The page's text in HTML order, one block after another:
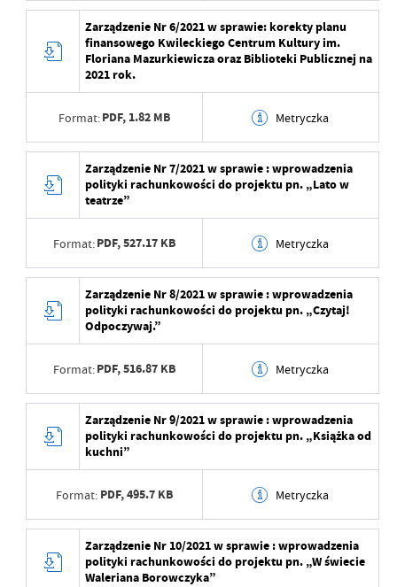
Data ostatniej
aktualizacji
2023-02-15 10:00:22
Ostatnio zaktualizował
Wytworzył Anna Woźna
Opublikował Anna Woźna
Data ostatniej
aktualizacji
2023-02-15 10:00:22
Ostatnio zaktualizował
Zarządzenie Nr 6/2021 w sprawie: korekty planu
finansowego Kwileckiego Centrum Kultury im.
Floriana Mazurkiewicza oraz Biblioteki Publicznej na
2021 rok.
Format:PDF, 1.82 MB Metryczka
Wytworzył Anna Woźna
Data ostatniej
aktualizacji
2023-02-15 10:00:22
Ostatnio zaktualizował Anna Woźna
Zarządzenie Nr 7/2021 w sprawie : wprowadzenia
polityki rachunkowości do projektu pn. „Lato w
teatrze”
Format:PDF,527.17 KB Metryczka
Wytworzył Anna Woźna
Data ostatniej
aktualizacji
2023-02-15 10:00:22
Ostatnio zaktualizował Anna Woźna
Zarządzenie Nr 8/2021 w sprawie : wprowadzenia
polityki rachunkowości do projektu pn. „Czytaj!
Odpoczywaj.”
Format:PDF,516.87 KB Metryczka
Wytworzył Anna Woźna
Data ostatniej
aktualizacji
2023-02-15 10:00:22
Zarządzenie Nr 9/2021 w sprawie : wprowadzenia
polityki rachunkowości do projektu pn. „Książka od
kuchni”
Format: PDF,495.7 KB Metryczka
Wytworzył Anna Woźna
Zarządzenie Nr 10/2021 w sprawie : wprowadzenia
polityki rachunkowości do projektu pn. „W świecie
Waleriana Borowczyka”